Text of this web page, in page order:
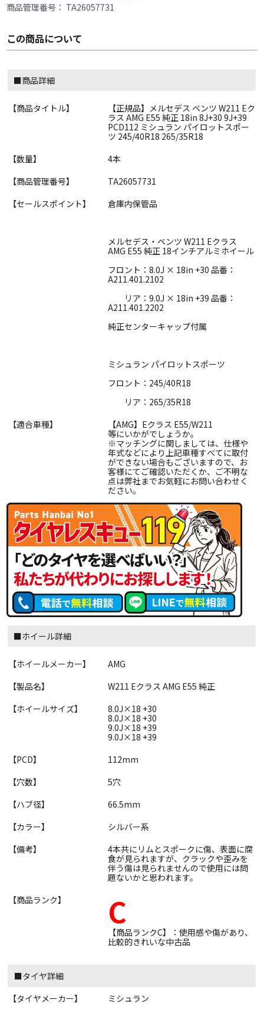
商品管理番号： TA26057731
この商品について
■商品詳細
【商品タイトル】
【正規品】メルセデス ベンツ W211 Eク
ラス AMG E55 純正 18in 8J+30 9J+39
PCD112 ミシュラン パイロットスポー
ツ 245/40R18 265/35R18
【数量】
4本
【商品管理番号】
TA26057731
【セールスポイント】
倉庫内保管品
メルセデス・ベンツ W211 Eクラス
AMG E55 純正 18インチアルミホイール
フロント：8.0J × 18in +30 品番：
A211.401.2102
リア：9.0J × 18in +39 品番：
A211.401.2202
純正センターキャップ付属
ミシュラン パイロットスポーツ
フロント：245/40R18
リア：265/35R18
【適合車種】
【AMG】Eクラス E55/W211
等にいかがでしょうか。
※マッチングに関しましては、仕様や
年式などにより上記車種すべてに取付
ができない場合もございますので、お
客様にてご確認いただくか、ご不明な
点は弊社までお気軽にお問い合わせく
ださい。
■ホイール詳細
【ホイールメーカー】
AMG
【製品名】
W211 Eクラス AMG E55 純正
【ホイールサイズ】
8.0J×18 +30
8.0J×18 +30
9.0J×18 +39
9.0J×18 +39
【PCD】
112mm
【穴数】
5穴
【ハブ径】
66.5mm
【カラー】
シルバー系
【備考】
4本共にリムとスポークに傷、表面に腐
食が見られますが、クラックや歪みを
伴う傷は見られませんので使用には問
題ないかと思われます。
【商品ランク】
C
【商品ランクC】：使用感や傷があり、
比較的きれいな中古品
■タイヤ詳細
【タイヤメーカー】
ミシュラン